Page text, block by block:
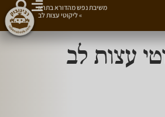
עצות לב
משיבת נפש מהדורא בתרא
»ליקוטי עצות לב